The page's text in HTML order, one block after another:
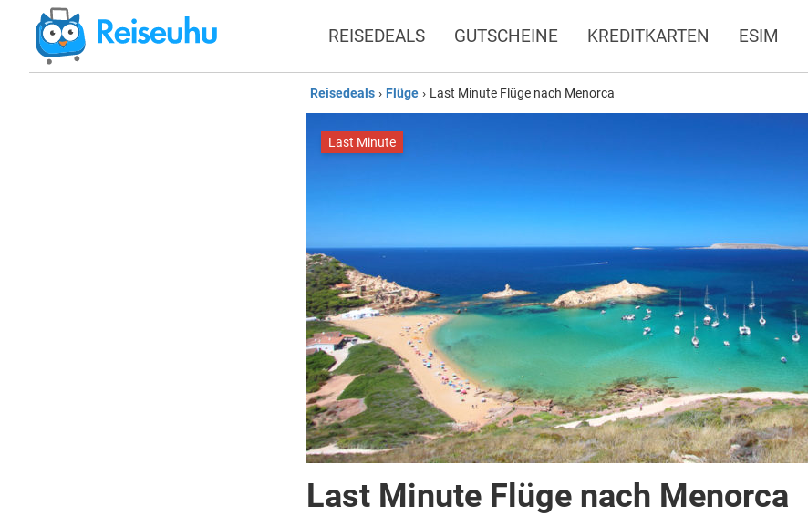
REISEDEALS GUTSCHEINE KREDITKARTEN ESIM
Reisedeals › Flüge › Last Minute Flüge nach Menorca
Last Minute
Last Minute Flüge nach Menorca